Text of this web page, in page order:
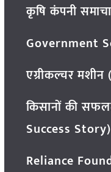
कृषि कंपनी
Government
एग्रीकल्चर
किसानों की
Success Story)
Reliance